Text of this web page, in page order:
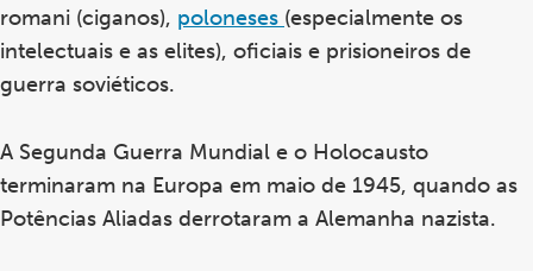
romani (ciganos), poloneses (especialmente os
intelectuais e as elites), oficiais e prisioneiros de
guerra soviéticos.
A Segunda Guerra Mundial e o Holocausto
terminaram na Europa em maio de 1945, quando as
Potências Aliadas derrotaram a Alemanha nazista.